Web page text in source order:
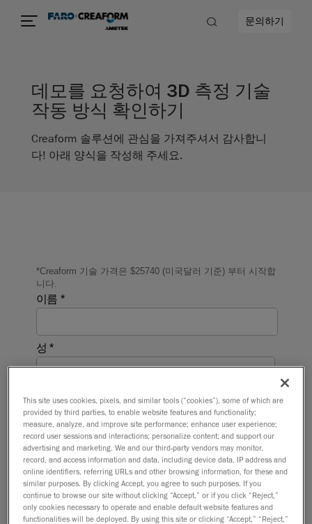
문의하기
데모를 요청하여 3D 측정 기술
작동 방식 확인하기
Creaform 솔루션에 관심을 가져주셔서 감사합니
다! 아래 양식을 작성해 주세요.
This site uses cookies, pixels, and similar tools (“cookies”), some of which are
provided by third parties, to enable website features and functionality;
measure, analyze, and improve site performance; enhance user experience;
record user sessions and interactions; personalize content; and support our
advertising and marketing. We and our third-party vendors may monitor,
record, and access information and data, including device data, IP address and
online identifiers, referring URLs and other browsing information, for these and
similar purposes. By clicking Accept, you agree to such purposes. If you
continue to browse our site without clicking “Accept,” or if you click “Reject,”
only cookies necessary to operate and enable default website features and
functionalities will be deployed. By using this site or clicking “Accept,” “Reject,”